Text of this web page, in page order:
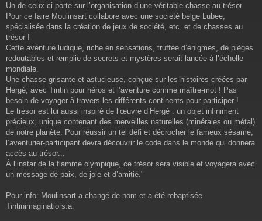
Un de ceux-ci porte sur l’organisation d’une véritable chasse au trésor.
Pour ce faire Moulinsart collabore avec une société belge Lubee,
spécialisée dans la création de jeux de société, etc. et de chasses au
trésor !
Cette aventure ludique, riche en sensations, truffée d’énigmes, de pièges
redoutables et remplie de secrets et mystères serait lancée à l’échelle
mondiale.
Une chasse grisante et astucieuse, conçue sur les histoires créées par
Hergé, avec Tintin pour héros et l’aventure comme maître-mot ! Pas
besoin de voyager à travers les différents continents pour participer !
Le trésor est lui aussi inspiré de l’œuvre d’Hergé : un objet infiniment
précieux, unique contenant des merveilles naturelles (minérales ou métal)
de notre planète. Pour réussir un tel défi et décrocher le fameux sésame,
l’aventurier-participant devra découvrir le code dans le monde qui donnera
accès au trésor...
À l’instar de la flamme olympique, ce trésor sera visible et voyagera avec
un message de paix, de joie et d’amitié."
Pour info: Moulinsart a changé de nom et a été rebaptisée
Tintinimaginatio s.a.